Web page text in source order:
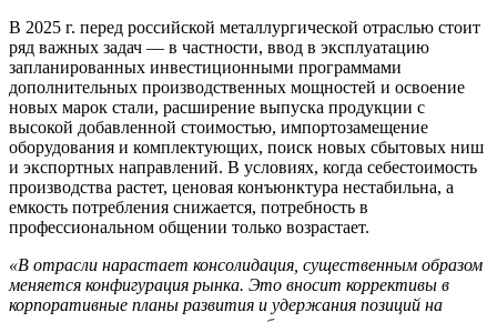
В 2025 г. перед российской металлургической отраслью стоит
ряд важных задач — в частности, ввод в эксплуатацию
запланированных инвестиционными программами
дополнительных производственных мощностей и освоение
новых марок стали, расширение выпуска продукции с
высокой добавленной стоимостью, импортозамещение
оборудования и комплектующих, поиск новых сбытовых ниш
и экспортных направлений. В условиях, когда себестоимость
производства растет, ценовая конъюнктура нестабильна, а
емкость потребления снижается, потребность в
профессиональном общении только возрастает.
«В отрасли нарастает консолидация, существенным образом
меняется конфигурация рынка. Это вносит коррективы в
корпоративные планы развития и удержания позиций на